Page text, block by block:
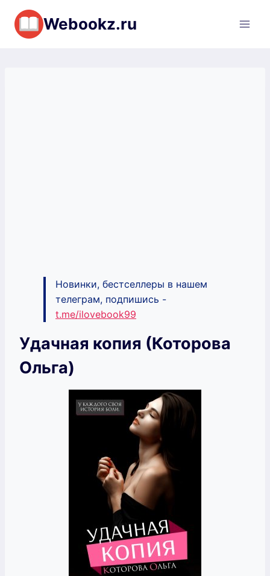
Перейти
содержимому
Webookz.ru
Новинки, бестселлеры в нашем
телеграм, подпишись -
t.me/ilovebook99
Удачная копия (Которова
Ольга)